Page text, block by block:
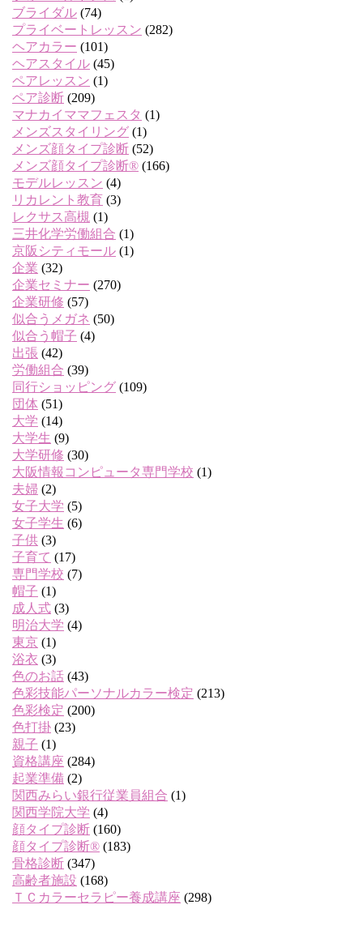
ブライダル (74)
プライベートレッスン (282)
ヘアカラー (101)
ヘアスタイル (45)
ペアレッスン (1)
ペア診断 (209)
マナカイママフェスタ (1)
メンズスタイリング (1)
メンズ顔タイプ診断 (52)
メンズ顔タイプ診断® (166)
モデルレッスン (4)
リカレント教育 (3)
レクサス高槻 (1)
三井化学労働組合 (1)
京阪シティモール (1)
企業 (32)
企業セミナー (270)
企業研修 (57)
似合うメガネ (50)
似合う帽子 (4)
出張 (42)
労働組合 (39)
同行ショッピング (109)
団体 (51)
大学 (14)
大学生 (9)
大学研修 (30)
大阪情報コンピュータ専門学校 (1)
夫婦 (2)
女子大学 (5)
女子学生 (6)
子供 (3)
子育て (17)
専門学校 (7)
帽子 (1)
成人式 (3)
明治大学 (4)
東京 (1)
浴衣 (3)
色のお話 (43)
色彩技能パーソナルカラー検定 (213)
色彩検定 (200)
色打掛 (23)
親子 (1)
資格講座 (284)
起業準備 (2)
関西みらい銀行従業員組合 (1)
関西学院大学 (4)
顔タイプ診断 (160)
顔タイプ診断® (183)
骨格診断 (347)
高齢者施設 (168)
ＴＣカラーセラピー養成講座 (298)